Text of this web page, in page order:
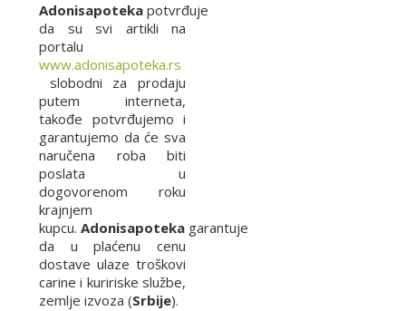
Adonisapoteka potvrđuje
da su svi artikli na
portalu
www.adonisapoteka.rs
slobodni za prodaju
putem interneta,
takođe potvrđujemo i
garantujemo da će sva
naručena roba biti
poslata u
dogovorenom roku
krajnjem
kupcu. Adonisapoteka garantuje
da u plaćenu cenu
dostave ulaze troškovi
carine i kuririske službe,
zemlje izvoza (Srbije).